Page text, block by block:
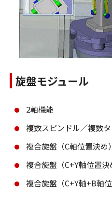
旋盤モジュール
2軸機能
複数スピンドル／複数
複合旋盤（C軸位置決め
複合旋盤（C+Y軸位置
複合旋盤（C+Y軸+B軸